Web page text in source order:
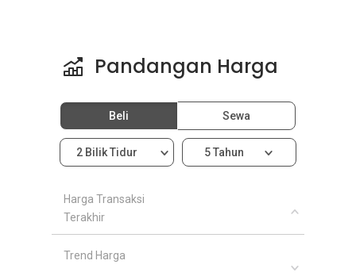
Pandangan Harga
Beli Sewa
2 Bilik Tidur 5 Tahun
Harga Transaksi
Terakhir
Trend Harga